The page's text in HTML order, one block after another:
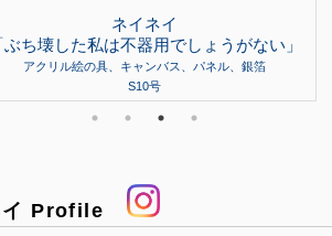
ネイネイ
ぶち壊した私は不器用でしょうがない」
アクリル絵の具、キャンバス、パネル、銀箔
S10号
イ Profile